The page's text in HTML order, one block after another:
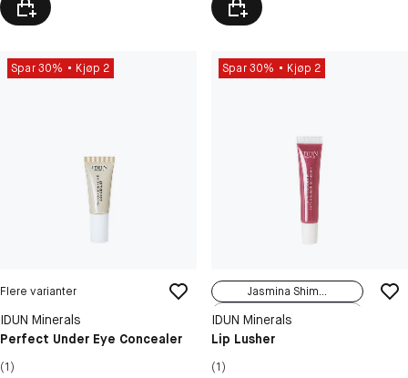
Spar 30% Kjøp 2
Flere varianter
IDUN Minerals
Perfect Under Eye Concealer
(1)
Spar 30% Kjøp 2
Jasmina Shim...
Emelie Soft ...
Adele Dusty ...
IDUN Minerals
Lip Lusher
(1)